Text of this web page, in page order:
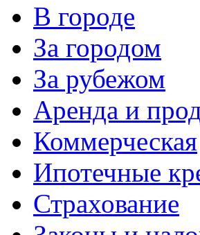
В городе
За городом
За рубежом
Аренда и
Коммерческая
Ипотечные
Страхование